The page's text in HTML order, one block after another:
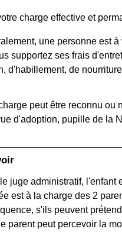
charge effective et
une personne est à
supportez ses frais
d'habillement, de
peut être reconnu ou
d'adoption, pupille de la
juge administratif, l'enfant
est à la charge des 2
s'ils peuvent
parent peut percevoir la